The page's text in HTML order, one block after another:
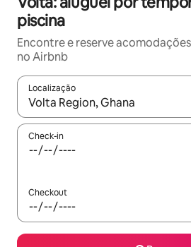
piscina
Encontre e reserve
no Airbnb
Localização
Quando os resultados estiverem
Check-in
Checkout